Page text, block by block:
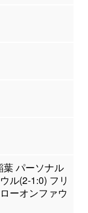
葉 パーソナル
ル(2-1:0) フリ
ーオンファウ